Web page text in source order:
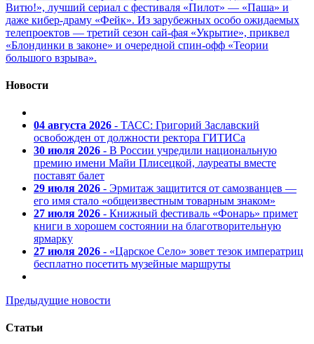
Витю!», лучший сериал с фестиваля «Пилот» — «Паша» и
даже кибер-драму «Фейк». Из зарубежных особо ожидаемых
телепроектов — третий сезон сай-фая «Укрытие», приквел
«Блондинки в законе» и очередной спин-офф «Теории
большого взрыва».
Новости
04 августа 2026 - ТАСС: Григорий Заславский
освобожден от должности ректора ГИТИСа
30 июля 2026 - В России учредили национальную
премию имени Майи Плисецкой, лауреаты вместе
поставят балет
29 июля 2026 - Эрмитаж защитится от самозванцев —
его имя стало «общеизвестным товарным знаком»
27 июля 2026 - Книжный фестиваль «Фонарь» примет
книги в хорошем состоянии на благотворительную
ярмарку
27 июля 2026 - «Царское Село» зовет тезок императриц
бесплатно посетить музейные маршруты
Предыдущие новости
Статьи